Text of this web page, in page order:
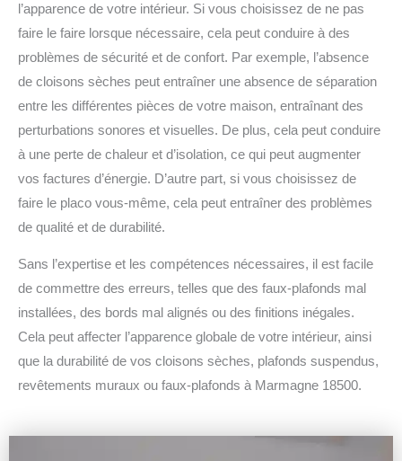
l’apparence de votre intérieur. Si vous choisissez de ne pas
faire le faire lorsque nécessaire, cela peut conduire à des
problèmes de sécurité et de confort. Par exemple, l’absence
de cloisons sèches peut entraîner une absence de séparation
entre les différentes pièces de votre maison, entraînant des
perturbations sonores et visuelles. De plus, cela peut conduire
à une perte de chaleur et d’isolation, ce qui peut augmenter
vos factures d’énergie. D’autre part, si vous choisissez de
faire le placo vous-même, cela peut entraîner des problèmes
de qualité et de durabilité.
Sans l’expertise et les compétences nécessaires, il est facile
de commettre des erreurs, telles que des faux-plafonds mal
installées, des bords mal alignés ou des finitions inégales.
Cela peut affecter l’apparence globale de votre intérieur, ainsi
que la durabilité de vos cloisons sèches, plafonds suspendus,
revêtements muraux ou faux-plafonds à Marmagne 18500.